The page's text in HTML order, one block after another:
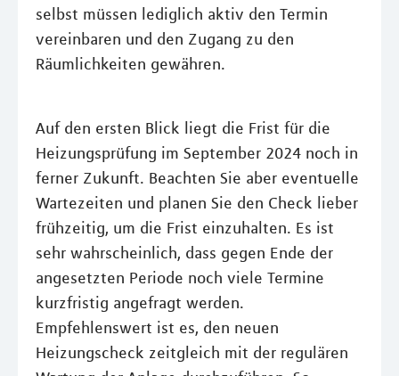
selbst müssen lediglich aktiv den Termin
vereinbaren und den Zugang zu den
Räumlichkeiten gewähren.
Auf den ersten Blick liegt die Frist für die
Heizungsprüfung im September 2024 noch in
ferner Zukunft. Beachten Sie aber eventuelle
Wartezeiten und planen Sie den Check lieber
frühzeitig, um die Frist einzuhalten. Es ist
sehr wahrscheinlich, dass gegen Ende der
angesetzten Periode noch viele Termine
kurzfristig angefragt werden.
Empfehlenswert ist es, den neuen
Heizungscheck zeitgleich mit der regulären